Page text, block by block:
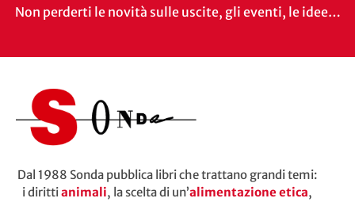
Non perderti le novità sulle uscite, gli eventi, le idee…
Dal 1988 Sonda pubblica libri che trattano grandi temi:
i dirittianimali, la scelta di un’alimentazione etica,